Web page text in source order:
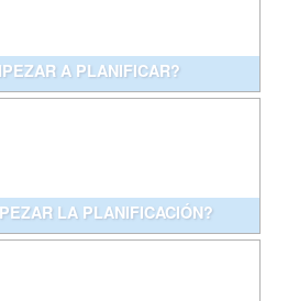
A PLANIFICAR?
LA PLANIFICACIÓN?